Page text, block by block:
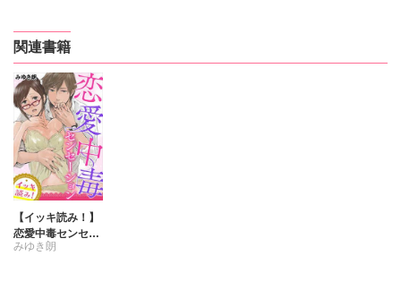
関連書籍
【イッキ読み！】
恋愛中毒センセー
ション
みゆき朗